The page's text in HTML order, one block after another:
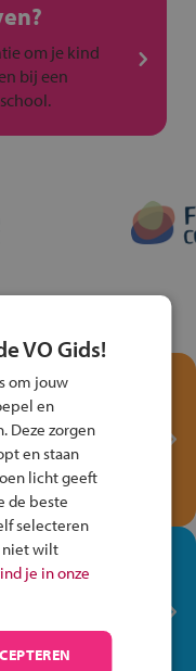
om je kind
bij een
met het
Verkeersspel
fiets!
je op je
waar elke dag
VO Gids!
om jouw
en
Deze zorgen
en staan
licht geeft
de beste
selecteren
niet wilt
je in onze